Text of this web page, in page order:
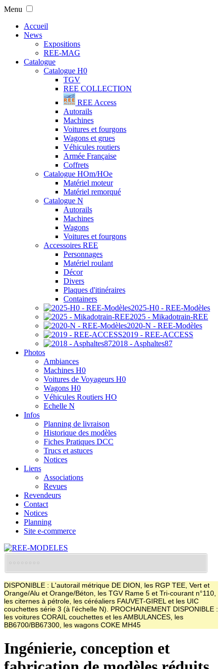
Menu
Accueil
News
Expositions
REE-MAG
Catalogue
Catalogue H0
TGV
REE COLLECTION
REE Access
Autorails
Machines
Voitures et fourgons
Wagons et grues
Véhicules routiers
Armée Française
Coffrets
Catalogue HOm/HOe
Matériel moteur
Matériel remorqué
Catalogue N
Autorails
Machines
Wagons
Voitures et fourgons
Accessoires REE
Personnages
Matériel roulant
Décor
Divers
Plaques d'itinéraires
Containers
2025-H0 - REE-Modèles
2025 - Mikadotrain-REE
2020-N - REE-Modèles
2019 - REE-ACCESS
2018 - Asphaltes87
Photos
Ambiances
Machines H0
Voitures de Voyageurs H0
Wagons H0
Véhicules Routiers HO
Echelle N
Infos
Planning de livraison
Historique des modèles
Fiches Pratiques DCC
Trucs et astuces
Notices
Liens
Associations
Revues
Revendeurs
Contact
Notices
Planning
Site e-commerce
DISPONIBLE : L'autorail métrique DE DION, les RGP TEE, Vert et
Orange/Alu et Orange/Béton, les TGV Rame 5 et Tri-courant n°110,
les citernes à pétrole, les céréaliers FAUVET-GIREL et les UIC
couchettes série 3 (à l'échelle N). PROCHAINEMENT DISPONIBLE :
les voitures CORAIL couchettes et les AMBULANCES, les
BB6700/BB67300, les wagons COKE MH45
Ingénierie, conception et